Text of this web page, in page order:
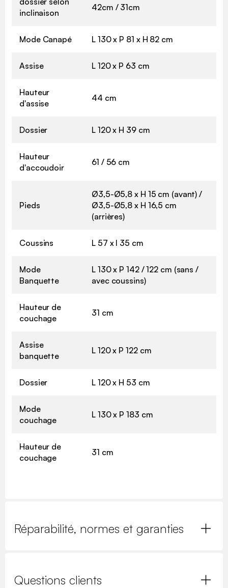
inclinaison
42cm / 31cm
Mode Canapé L 130 x P 81 x H 82 cm
Assise L 120 x P 63 cm
Hauteur
d'assise
44 cm
Dossier L 120 x H 39 cm
Hauteur
d'accoudoir
61 / 56 cm
Pieds
Ø3,5-Ø5,8 x H 15 cm (avant) /
Ø3,5-Ø5,8 x H 16,5 cm
(arrières)
Coussins L 57 x l 35 cm
Mode
Banquette
L 130 x P 142 / 122 cm (sans /
avec coussins)
Hauteur de
couchage
31 cm
Assise
banquette
L 120 x P 122 cm
Dossier L 120 x H 53 cm
Mode
couchage
L 130 x P 183 cm
Hauteur de
couchage
31 cm
Réparabilité, normes et garanties
Questions clients